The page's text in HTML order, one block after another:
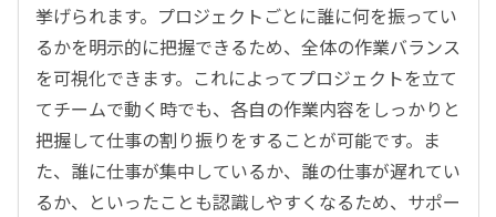
挙げられます。プロジェクトごとに誰に何を振ってい
るかを明示的に把握できるため、全体の作業バランス
を可視化できます。これによってプロジェクトを立て
てチームで動く時でも、各自の作業内容をしっかりと
把握して仕事の割り振りをすることが可能です。ま
た、誰に仕事が集中しているか、誰の仕事が遅れてい
るか、といったことも認識しやすくなるため、サポー